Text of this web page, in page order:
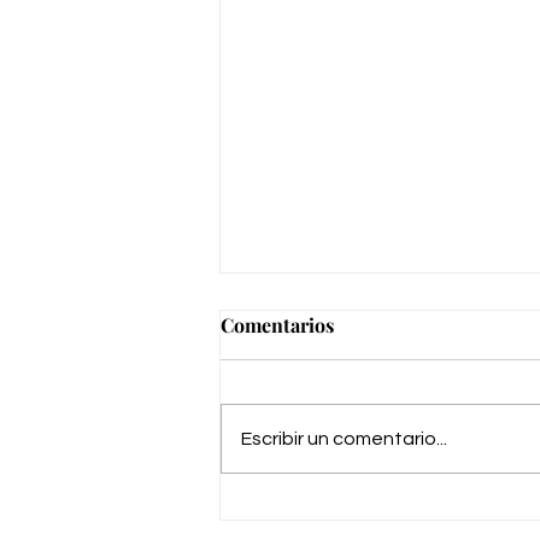
Comentarios
Escribir un comentario...